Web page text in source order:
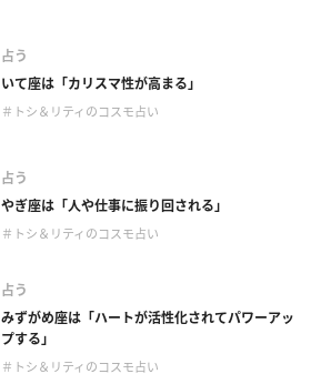
占う
いて座は「カリスマ性が高まる」
＃トシ＆リティのコスモ占い
占う
やぎ座は「人や仕事に振り回される」
＃トシ＆リティのコスモ占い
占う
みずがめ座は「ハートが活性化されてパワーアッ
プする」
＃トシ＆リティのコスモ占い